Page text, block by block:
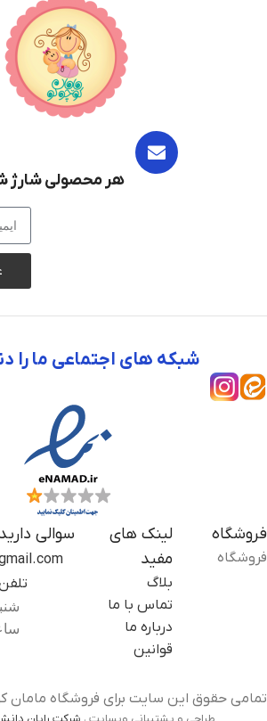
هر محصولی شارژ
فروشگاه
مفید
بلاگ
تماس با ما
درباره ما
قوانین
سوالی
تلفن :
ساعت
طراحی و پشتیبانی وبسایت ،شرکت رایان